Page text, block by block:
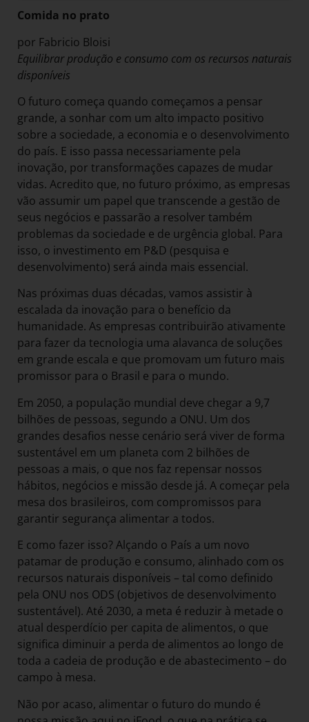
Comida no prato
por Fabricio Bloisi
Equilibrar produção e consumo com os recursos naturais
disponíveis
O futuro começa quando começamos a pensar
grande, a sonhar com um alto impacto positivo
sobre a sociedade, a economia e o desenvolvimento
do país. E isso passa necessariamente pela
inovação, por transformações capazes de mudar
vidas. Acredito que, no futuro próximo, as empresas
vão assumir um papel que transcende a gestão de
seus negócios e passarão a resolver também
problemas da sociedade e de urgência global. Para
isso, o investimento em P&D (pesquisa e
desenvolvimento) será ainda mais essencial.
Nas próximas duas décadas, vamos assistir à
escalada da inovação para o benefício da
humanidade. As empresas contribuirão ativamente
para fazer da tecnologia uma alavanca de soluções
em grande escala e que promovam um futuro mais
promissor para o Brasil e para o mundo.
Em 2050, a população mundial deve chegar a 9,7
bilhões de pessoas, segundo a ONU. Um dos
grandes desafios nesse cenário será viver de forma
sustentável em um planeta com 2 bilhões de
pessoas a mais, o que nos faz repensar nossos
hábitos, negócios e missão desde já. A começar pela
mesa dos brasileiros, com compromissos para
garantir segurança alimentar a todos.
E como fazer isso? Alçando o País a um novo
patamar de produção e consumo, alinhado com os
recursos naturais disponíveis – tal como definido
pela ONU nos ODS (objetivos de desenvolvimento
sustentável). Até 2030, a meta é reduzir à metade o
atual desperdício per capita de alimentos, o que
significa diminuir a perda de alimentos ao longo de
toda a cadeia de produção e de abastecimento – do
campo à mesa.
Não por acaso, alimentar o futuro do mundo é